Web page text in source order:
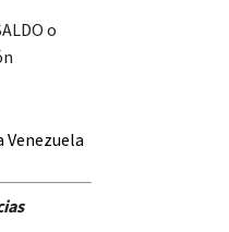
o
Venezuela